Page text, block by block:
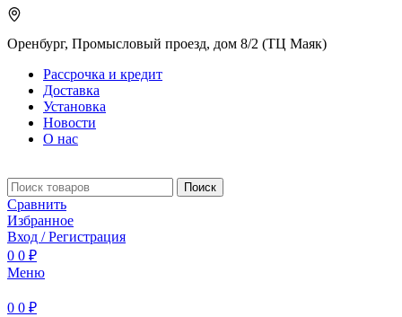
Оренбург, Промысловый проезд, дом 8/2 (ТЦ Маяк)
Рассрочка и кредит
Доставка
Установка
Новости
О нас
Поиск
Сравнить
Избранное
Вход / Регистрация
0 0 ₽
Меню
0 0 ₽